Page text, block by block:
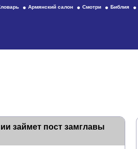
Армянский салон Смотри Библия
займет пост замглавы